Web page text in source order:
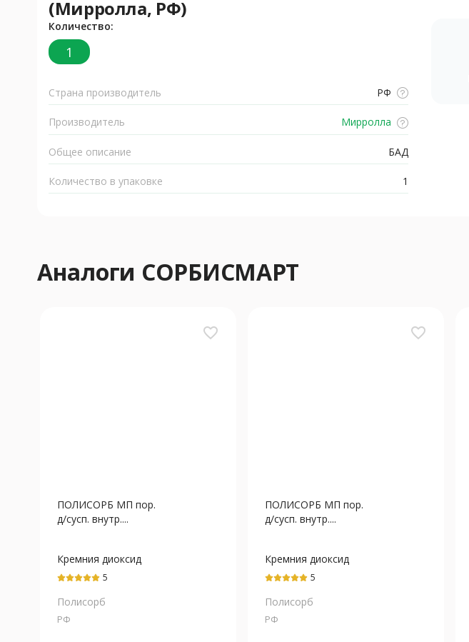
(Мирролла, РФ)
Количество:
1
Страна производитель РФ
Производитель Мирролла
Общее описание БАД
Количество в упаковке 1
Аналоги СОРБИСМАРТ
favorite_border
ПОЛИСОРБ МП пор.
д/сусп. внутр....
Кремния диоксид
коллоидный
5
Полисорб
РФ
favorite_border
ПОЛИСОРБ МП пор.
д/сусп. внутр....
Кремния диоксид
коллоидный
5
Полисорб
РФ